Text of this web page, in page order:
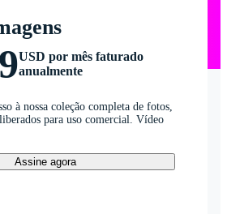
USD por mês faturado
anualmente
à nossa coleção completa de fotos,
para uso comercial. Vídeo
Assine agora